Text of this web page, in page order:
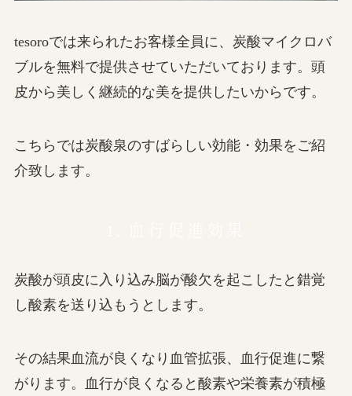
tesoroでは来られたお客様全員に、炭酸マイクロバ
ブルを無料で提供させていただいております。頭
皮から美しく継続的な美を提供したいからです。
こちらでは炭酸泉のすばらしい効能・効果をご紹
介致します。
炭酸が頭皮に入り込み脳が酸欠を起こしたと錯覚
し酸素を送り込もうとします。
その結果血流が良くなり血管拡張、血行促進に繋
がります。血行が良くなると酸素や栄養素が積極